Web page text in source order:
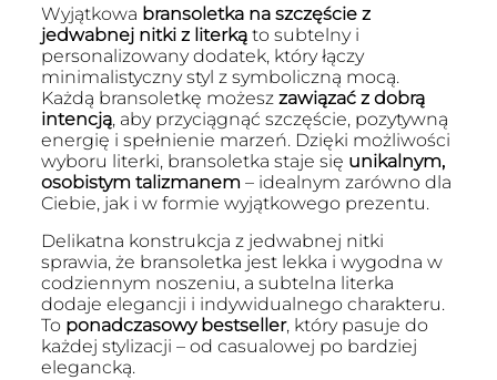
Wyjątkowa bransoletka na szczęście z
jedwabnej nitki z literkąto subtelny i
personalizowany dodatek, który łączy
minimalistyczny styl z symboliczną mocą.
Każdą bransoletkę możesz zawiązać z dobrą
intencją, aby przyciągnąć szczęście, pozytywną
energię i spełnienie marzeń. Dzięki możliwości
wyboru literki, bransoletka staje się unikalnym,
osobistym talizmanem – idealnym zarówno dla
Ciebie, jak i w formie wyjątkowego prezentu.
Delikatna konstrukcja z jedwabnej nitki
sprawia, że bransoletka jest lekka i wygodna w
codziennym noszeniu, a subtelna literka
dodaje elegancji i indywidualnego charakteru.
To ponadczasowy bestseller, który pasuje do
każdej stylizacji – od casualowej po bardziej
elegancką.